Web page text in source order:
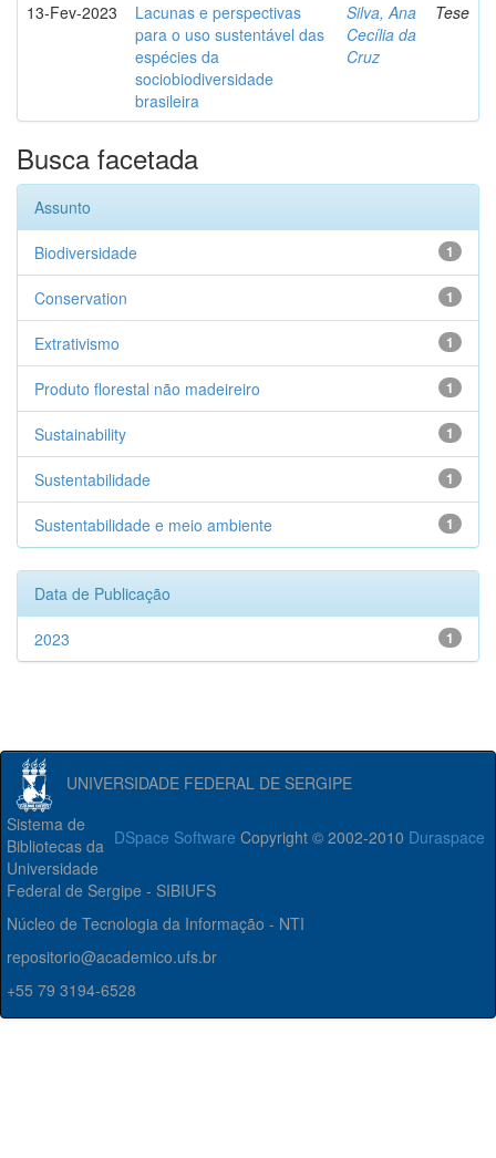
13-Fev-2023
Lacunas e perspectivas
para o uso sustentável das
espécies da
sociobiodiversidade
brasileira
Silva, Ana
Cecília da
Cruz
Tese
Busca facetada
Assunto
1
Biodiversidade
1
Conservation
1
Extrativismo
1
Produto florestal não madeireiro
1
Sustainability
1
Sustentabilidade
1
Sustentabilidade e meio ambiente
Data de Publicação
1
2023
UNIVERSIDADE FEDERAL DE SERGIPE
DSpace Software Copyright © 2002-2010 Duraspace
Sistema de
Bibliotecas da
Universidade
Federal de Sergipe - SIBIUFS
Núcleo de Tecnologia da Informação - NTI
repositorio@academico.ufs.br
+55 79 3194-6528